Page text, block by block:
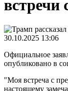
30.10.2025 13:06
Официальное
опубликовано в
"Моя встреча с
настоящему